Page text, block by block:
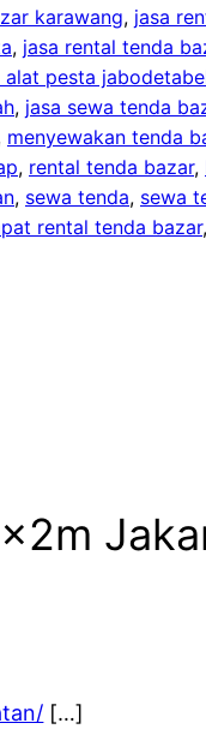
karawang, jasa
, jasa rental tenda
alat pesta
, jasa sewa tenda
menyewakan tenda
, rental tenda bazar,
, sewa tenda, sewa
rental tenda bazar,
[…]